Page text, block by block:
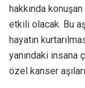
hakkında
etkili olacak. Bu
hayatın
yanındaki insana
özel kanser